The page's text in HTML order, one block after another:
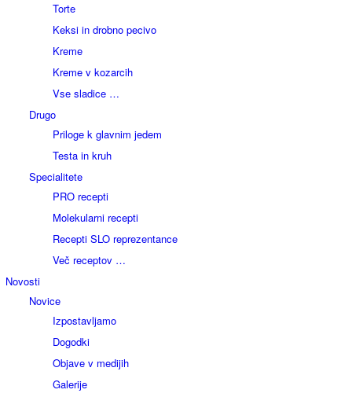
Torte
Keksi in drobno pecivo
Kreme
Kreme v kozarcih
Vse sladice …
Drugo
Priloge k glavnim jedem
Testa in kruh
Specialitete
PRO recepti
Molekularni recepti
Recepti SLO reprezentance
Več receptov …
Novosti
Novice
Izpostavljamo
Dogodki
Objave v medijih
Galerije